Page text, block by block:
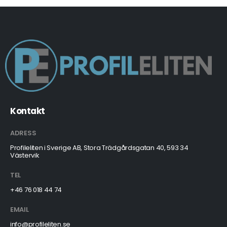
Kontakt
ADRESS
Profileliten i Sverige AB, Stora Trädgårdsgatan 40, 593 34
Västervik
TEL
+46 76 018 44 74
EMAIL
info@profileliten.se